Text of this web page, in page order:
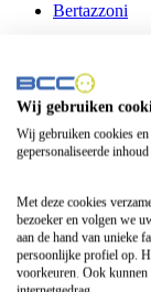
Bertazzoni
Fitelli
Airfryer
Frituurpan
Contactgrill
Broodrooster
Wij gebruiken
Wij gebruiken cookies
gepersonaliseerde
Met deze cookies
bezoeker en volgen we
aan de hand van unieke
persoonlijke profiel op.
voorkeuren. Ook kunnen